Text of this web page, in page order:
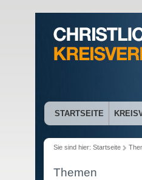
STARTSEITE
Sie sind hier: Startseite
Themen